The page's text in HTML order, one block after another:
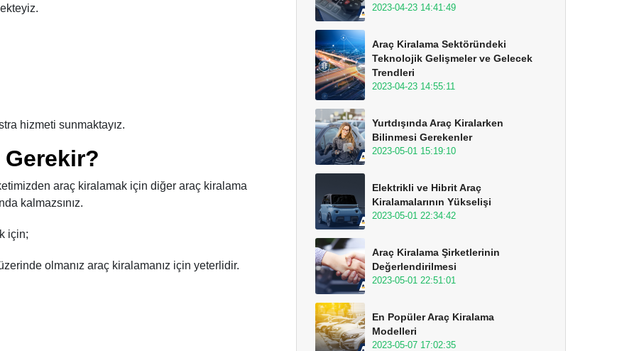
hizmeti sunmaktayız.
araç kiralamak için diğer araç kiralama
kalmazsınız.
için;
olmanız araç kiralamanız için yeterlidir.
2023-04-23 14:41:49
Araç Kiralama Sektöründeki
Teknolojik Gelişmeler ve Gelecek
Trendleri
2023-04-23 14:55:11
Yurtdışında Araç Kiralarken
Bilinmesi Gerekenler
2023-05-01 15:19:10
Elektrikli ve Hibrit Araç
Kiralamalarının Yükselişi
2023-05-01 22:34:42
Araç Kiralama Şirketlerinin
Değerlendirilmesi
2023-05-01 22:51:01
En Popüler Araç Kiralama
Modelleri
2023-05-07 17:02:35